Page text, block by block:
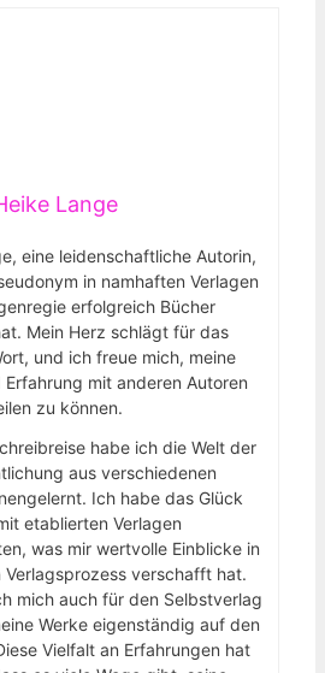
Lange
eine leidenschaftliche Autorin,
in namhaften Verlagen
erfolgreich Bücher
Mein Herz schlägt für das
und ich freue mich, meine
mit anderen Autoren
zu können.
habe ich die Welt der
aus verschiedenen
Ich habe das Glück
etablierten Verlagen
was mir wertvolle Einblicke in
verschafft hat.
mich auch für den Selbstverlag
Werke eigenständig auf den
Vielfalt an Erfahrungen hat